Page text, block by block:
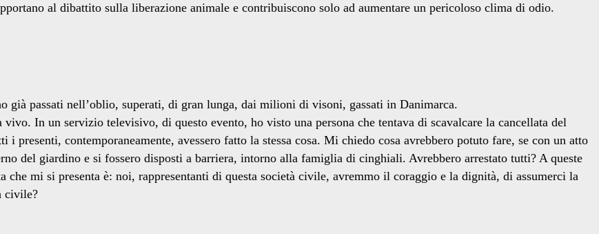
al dibattito sulla liberazione animale e contribuiscono solo ad aumentare un pericoloso clima di odio.
passati nell’oblio, superati, di gran lunga, dai milioni di visoni, gassati in Danimarca.
In un servizio televisivo, di questo evento, ho visto una persona che tentava di scavalcare la cancellata del
presenti, contemporaneamente, avessero fatto la stessa cosa. Mi chiedo cosa avrebbero potuto fare, se con un atto
del giardino e si fossero disposti a barriera, intorno alla famiglia di cinghiali. Avrebbero arrestato tutti? A queste
che mi si presenta è: noi, rappresentanti di questa società civile, avremmo il coraggio e la dignità, di assumerci la
civile?